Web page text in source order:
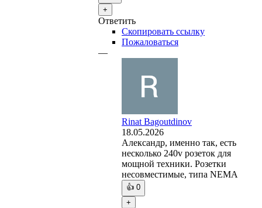
+
Ответить
Скопировать ссылку
Пожаловаться
—
Rinat Bagoutdinov
18.05.2026
Александр, именно так, есть
несколько 240v розеток для
мощной техники. Розетки
несовместимые, типа NEMA
👍 0
+